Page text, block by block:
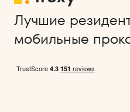
Лучшие
мобильные